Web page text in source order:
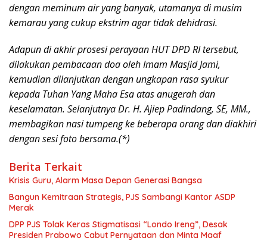
dengan meminum air yang banyak, utamanya di musim
kemarau yang cukup ekstrim agar tidak dehidrasi.
Adapun di akhir prosesi perayaan HUT DPD RI tersebut,
dilakukan pembacaan doa oleh Imam Masjid Jami,
kemudian dilanjutkan dengan ungkapan rasa syukur
kepada Tuhan Yang Maha Esa atas anugerah dan
keselamatan. Selanjutnya Dr. H. Ajiep Padindang, SE, MM.,
membagikan nasi tumpeng ke beberapa orang dan diakhiri
dengan sesi foto bersama.(*)
Berita Terkait
Krisis Guru, Alarm Masa Depan Generasi Bangsa
Bangun Kemitraan Strategis, PJS Sambangi Kantor ASDP
Merak
DPP PJS Tolak Keras Stigmatisasi “Londo Ireng”, Desak
Presiden Prabowo Cabut Pernyataan dan Minta Maaf